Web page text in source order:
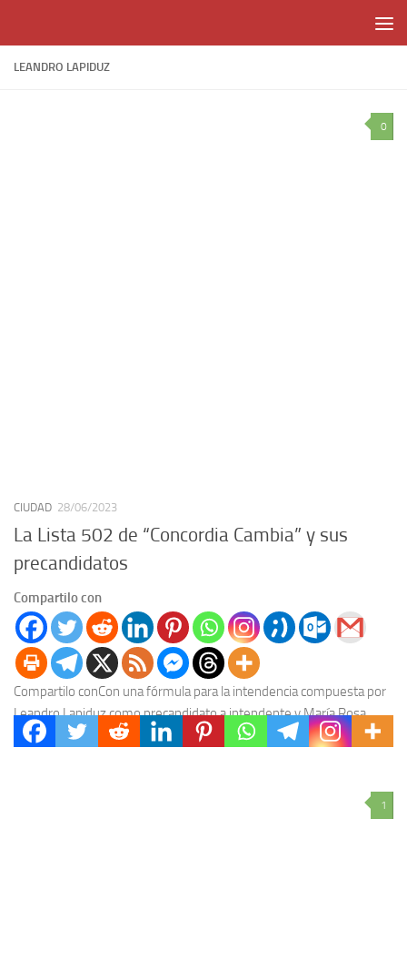
LEANDRO LAPIDUZ
0
CIUDAD 28/06/2023
La Lista 502 de “Concordia Cambia” y sus
precandidatos
Compartilo con
Compartilo conCon una fórmula para la intendencia compuesta por
Leandro Lapiduz como precandidato a intendente y María Rosa
Piedra Buena como precandidata a viceintendenta, la...
1